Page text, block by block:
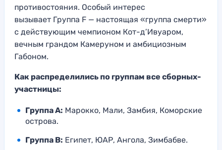
противостояния. Особый интерес
вызывает Группа F — настоящая «группа смерти»
с действующим чемпионом Кот-д’Ивуаром,
вечным грандом Камеруном и амбициозным
Габоном.
Как распределились по группам все сборных-
участницы:
Группа A: Марокко, Мали, Замбия, Коморские
острова.
Группа B: Египет, ЮАР, Ангола, Зимбабве.